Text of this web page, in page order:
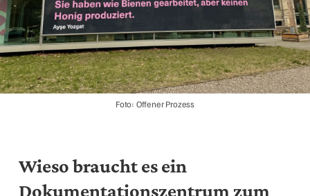
Foto: Offener Prozess
Wieso braucht es ein
Dokumentationszentrum zum